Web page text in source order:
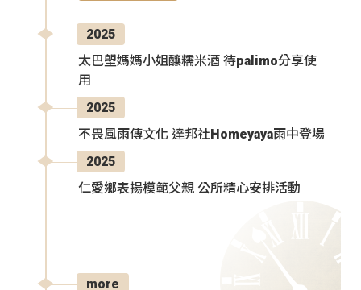
2025
太巴塱媽媽小姐釀糯米酒 待palimo分享使
用
2025
不畏風雨傳文化 達邦社Homeyaya雨中登場
2025
仁愛鄉表揚模範父親 公所精心安排活動
more